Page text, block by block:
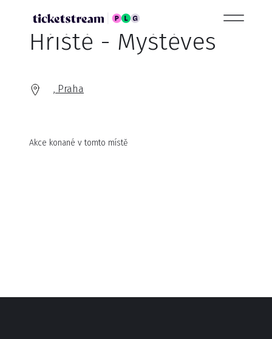
Hřiště - Myštěves
, Praha
Akce konané v tomto místě